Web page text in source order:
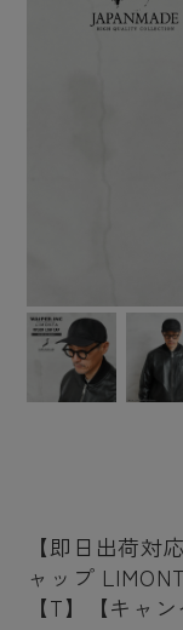
【即日出荷対
ャップ
【T】【キャ